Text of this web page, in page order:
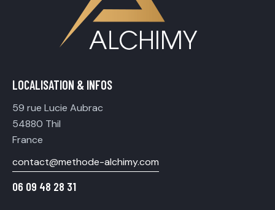
LOCALISATION & INFOS
59 rue Lucie Aubrac
54880 Thil
France
contact@methode-alchimy.com
06 09 48 28 31